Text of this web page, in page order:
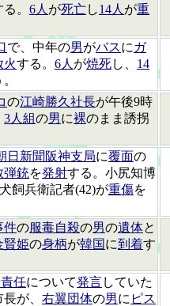
。 6人 が死亡し14人 が重
で、中年の男がバスに ガ
火する。 6人 が焼死し、 14
の江崎勝久社長が午後9時
3人組の男に裸のまま誘拐
日新聞阪神支局に覆面の
弾銃を発射する。小尻知博
犬飼兵衛記者(42)が重傷を
件の服毒自殺の男の遺体と
賢姫の身柄が韓国 に到着す
任について発言していた
が、 右翼団体の男に ピス